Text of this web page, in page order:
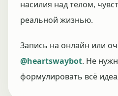
насилия над телом,
реальной жизнью.
Запись на онлайн или
@heartswaybot. Не
формулировать всё